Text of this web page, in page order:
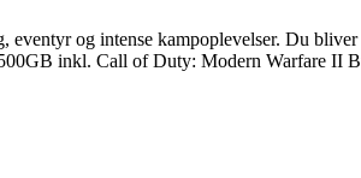
og intense kampoplevelser. Du bliver
inkl. Call of Duty: Modern Warfare II